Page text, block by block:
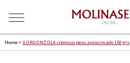
Home > GORGONZOLA cremoso peso aproximado 150 grs